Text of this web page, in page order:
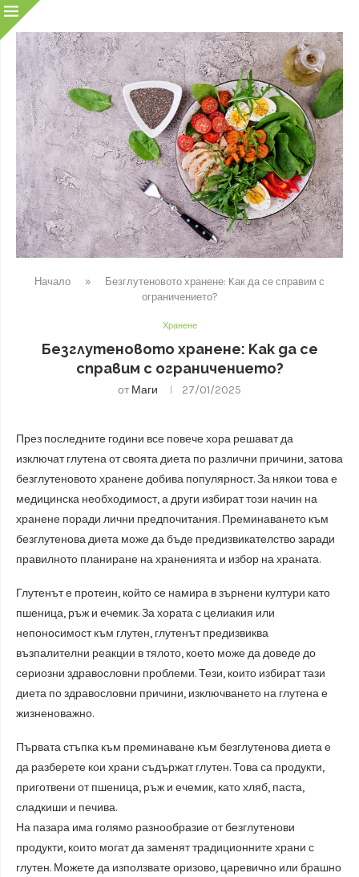
Начало »
Безглутеновото хранене: Kак да се справим с
ограничението?
Хранене
Безглутеновото хранене: Kак да се
справим с ограничението?
от Маги 27/01/2025
През последните години все повече хора решават да
изключат глутена от своята диета по различни причини, затова
безглутеновото хранене добива популярност. За някои това е
медицинска необходимост, а други избират този начин на
хранене поради лични предпочитания. Преминаването към
безглутенова диета може да бъде предизвикателство заради
правилното планиране на храненията и избор на храната.
Глутенът е протеин, който се намира в зърнени култури като
пшеница, ръж и ечемик. За хората с целиакия или
непоносимост към глутен, глутенът предизвиква
възпалителни реакции в тялото, което може да доведе до
сериозни здравословни проблеми. Тези, които избират тази
диета по здравословни причини, изключването на глутена е
жизненоважно.
Първата стъпка към преминаване към безглутенова диета е
да разберете кои храни съдържат глутен. Това са продукти,
приготвени от пшеница, ръж и ечемик, като хляб, паста,
сладкиши и печива.
На пазара има голямо разнообразие от безглутенови
продукти, които могат да заменят традиционните храни с
глутен. Можете да използвате оризово, царевично или брашно